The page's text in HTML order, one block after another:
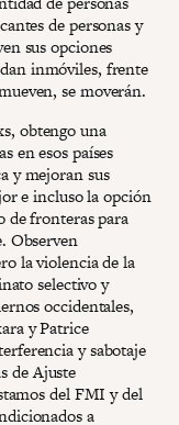
de personas y
sus opciones
inmóviles, frente
se moverán.
obtengo una
en esos países
y mejoran sus
e incluso la opción
de fronteras para
Observen
la violencia de la
selectivo y
occidentales,
y Patrice
y sabotaje
de Ajuste
del FMI y del
a